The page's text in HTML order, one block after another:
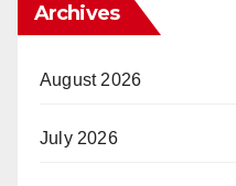
Archives
August 2026
July 2026